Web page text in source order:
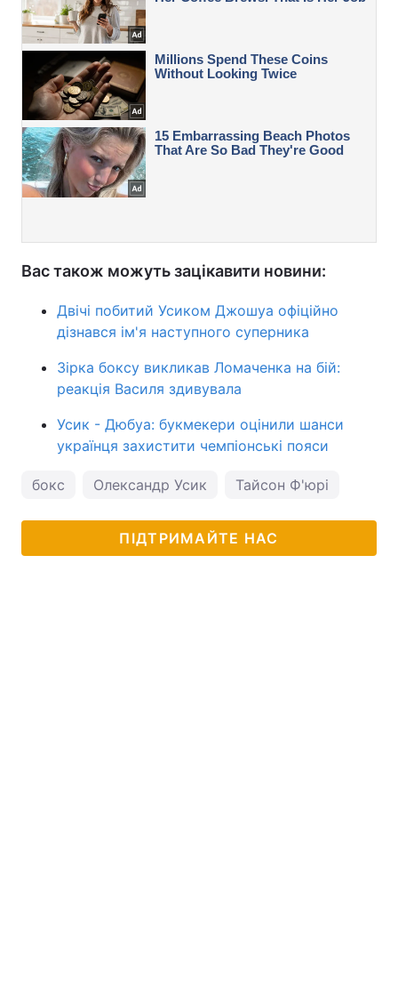
Вас також можуть зацікавити новини:
Двічі побитий Усиком Джошуа офіційно
дізнався ім'я наступного суперника
Зірка боксу викликав Ломаченка на бій:
реакція Василя здивувала
Усик - Дюбуа: букмекери оцінили шанси
українця захистити чемпіонські пояси
бокс Олександр Усик Тайсон Ф'юрі
ПІДТРИМАЙТЕ НАС